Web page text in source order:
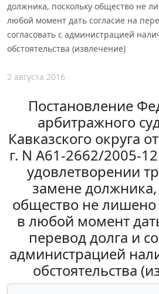
должника, поскольку общество не
любой момент дать согласие на
согласовать с администрацией
обстоятельства (извлечение)
2 августа 2016
Постановление
арбитражного
Кавказского округа
г. N А61-2662/2005-
удовлетворении
замене должника,
общество не
в любой момент
перевод долга и
администрацией
обстоятельства